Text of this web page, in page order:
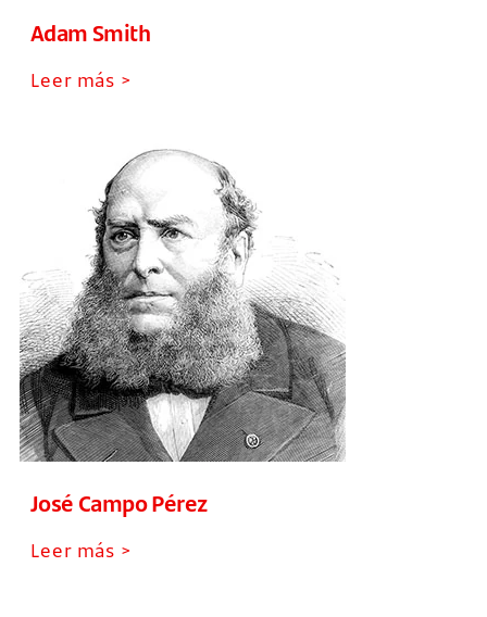
Adam Smith
Leer más >
José Campo Pérez
Leer más >